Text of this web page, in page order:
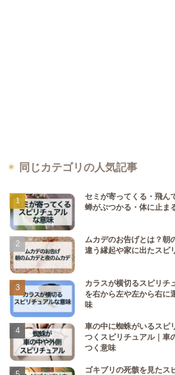
同じカテゴリの人気記事
セミが寄ってくる・飛ん
蝉がぶつかる・体に止ま
ムカデのお告げとは？朝
違う縁起や家に出たスピ
カラスが横切るスピリチ
を右から左や左から右に
味
車の中に蜘蛛がいるスピ
つくスピリチュアル｜車
つく意味
ゴキブリの死骸を見たス